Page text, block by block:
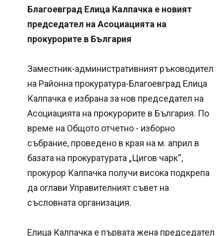
Благоевград Елица Калпачка е новият
председател на Асоциацията на
прокурорите в България
Заместник-административният ръководител
на Районна прокуратура-Благоевград Елица
Калпачка е избрана за нов председател на
Асоциацията на прокурорите в България. По
време на Общото отчетно - изборно
събрание, проведено в края на м. април в
базата на прокуратурата „Цигов чарк“,
прокурор Калпачка получи висока подкрепа
да оглави Управителният съвет на
съсловната организация.
Елица Калпачка е първата жена председател